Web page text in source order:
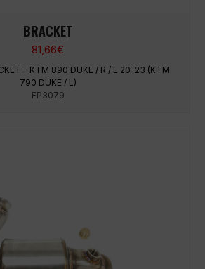
BRACKET
81,66€
- KTM 890 DUKE / R / L 20-23 (KTM
790 DUKE / L)
FP3079